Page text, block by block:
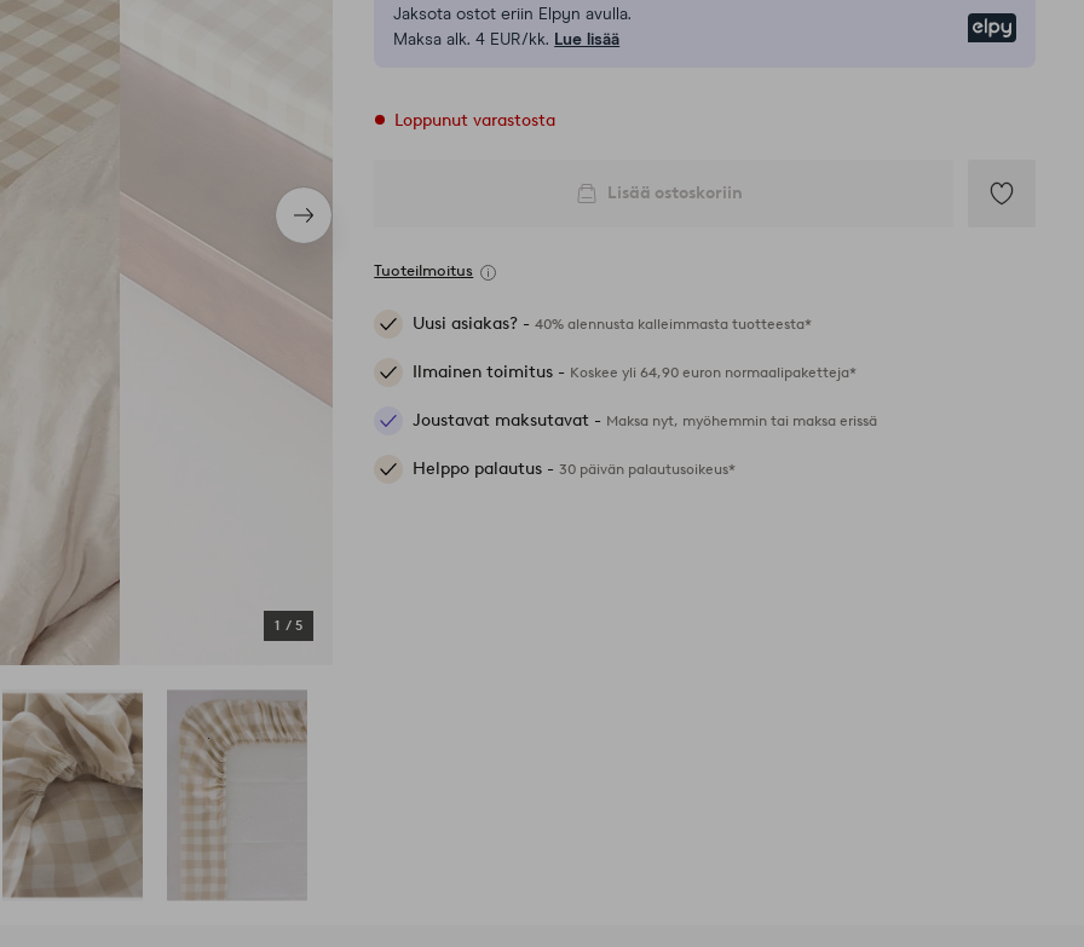
Seuraava
tuote
1 / 5
Jaksota ostot eriin Elpyn avulla.
Maksa alk. 4 EUR/kk. Lue lisää
Loppunut varastosta
Lisää ostoskoriin
Tuoteilmoitus
Uusi asiakas? -40% alennusta kalleimmasta tuotteesta*
Ilmainen toimitus - Koskee yli 64,90 euron normaalipaketteja*
Joustavat maksutavat - Maksa nyt, myöhemmin tai maksa erissä
Helppo palautus -30 päivän palautusoikeus*